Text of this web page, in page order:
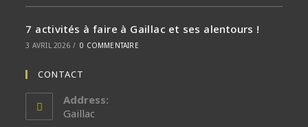
7 activités à faire à Gaillac et ses alentours !
3 AVRIL 2026 / 0 COMMENTAIRE
CONTACT
Address:
Gaillac